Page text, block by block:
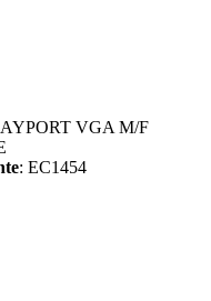
VGA M/F
: EC1454